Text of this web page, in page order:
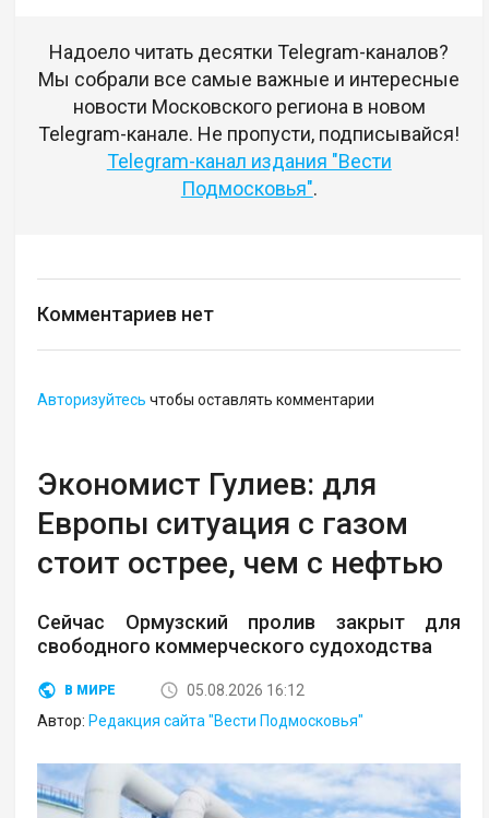
Надоело читать десятки Telegram-каналов?
Мы собрали все самые важные и интересные
новости Московского региона в новом
Telegram-канале. Не пропусти, подписывайся!
Telegram-канал издания "Вести
Подмосковья".
Комментариев нет
Авторизуйтесь чтобы оставлять комментарии
Экономист Гулиев: для
Европы ситуация с газом
стоит острее, чем с нефтью
Сейчас Ормузский пролив закрыт для
свободного коммерческого судоходства
В МИРЕ
05.08.2026 16:12
Автор: Редакция сайта "Вести Подмосковья"